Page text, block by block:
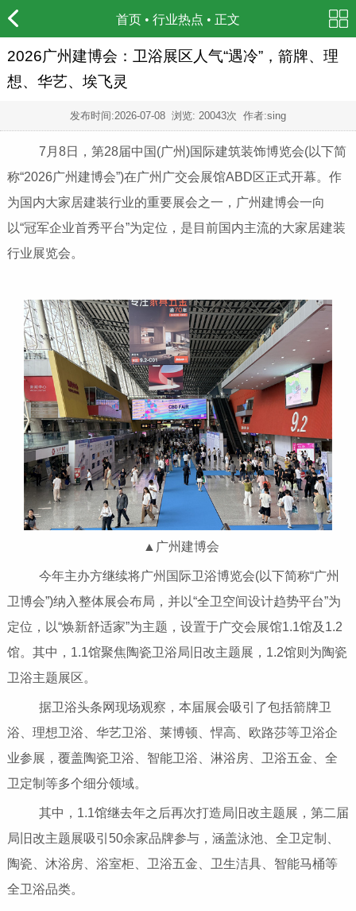
首页 • 行业热点 • 正文
2026广州建博会：卫浴展区人气“遇冷”，箭牌、理
想、华艺、埃飞灵
发布时间:2026-07-08 浏览: 20043次 作者:sing
7月8日，第28届中国(广州)国际建筑装饰博览会(以下简
称“2026广州建博会”)在广州广交会展馆ABD区正式开幕。作
为国内大家居建装行业的重要展会之一，广州建博会一向
以“冠军企业首秀平台”为定位，是目前国内主流的大家居建装
行业展览会。
▲广州建博会
今年主办方继续将广州国际卫浴博览会(以下简称“广州
卫博会”)纳入整体展会布局，并以“全卫空间设计趋势平台”为
定位，以“焕新舒适家”为主题，设置于广交会展馆1.1馆及1.2
馆。其中，1.1馆聚焦陶瓷卫浴局旧改主题展，1.2馆则为陶瓷
卫浴主题展区。
据卫浴头条网现场观察，本届展会吸引了包括箭牌卫
浴、理想卫浴、华艺卫浴、莱博顿、悍高、欧路莎等卫浴企
业参展，覆盖陶瓷卫浴、智能卫浴、淋浴房、卫浴五金、全
卫定制等多个细分领域。
其中，1.1馆继去年之后再次打造局旧改主题展，第二届
局旧改主题展吸引50余家品牌参与，涵盖泳池、全卫定制、
陶瓷、沐浴房、浴室柜、卫浴五金、卫生洁具、智能马桶等
全卫浴品类。